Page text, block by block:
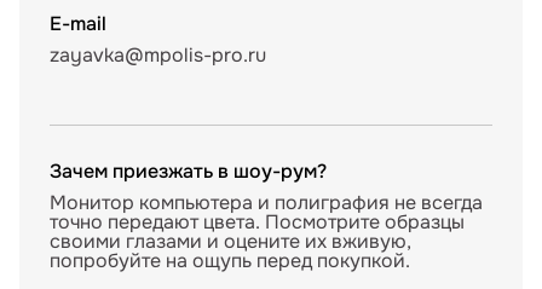
E-mail
zayavka@mpolis-pro.ru
Зачем приезжать в шоу-рум?
Монитор компьютера и полиграфия не всегда
точно передают цвета. Посмотрите образцы
своими глазами и оцените их вживую,
попробуйте на ощупь перед покупкой.